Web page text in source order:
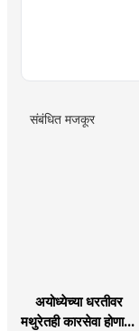
संबंधित मजकूर
अयोध्येच्या धरतीवर
मथुरेतही कारसेवा होणार?